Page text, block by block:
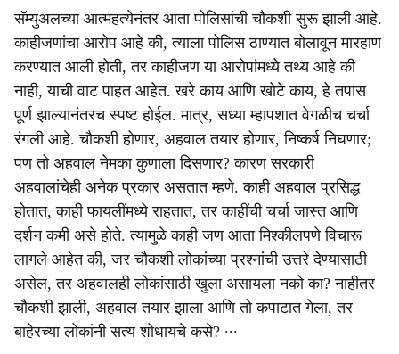
सॅम्युअलच्या आत्महत्येनंतर आता पोलिसांची चौकशी सुरू झाली आहे.
काहीजणांचा आरोप आहे की, त्याला पोलिस ठाण्यात बोलावून मारहाण
करण्यात आली होती, तर काहीजण या आरोपांमध्ये तथ्य आहे की
नाही, याची वाट पाहत आहेत. खरे काय आणि खोटे काय, हे तपास
पूर्ण झाल्यानंतरच स्पष्ट होईल. मात्र, सध्या म्हापशात वेगळीच चर्चा
रंगली आहे. चौकशी होणार, अहवाल तयार होणार, निष्कर्ष निघणार;
पण तो अहवाल नेमका कुणाला दिसणार? कारण सरकारी
अहवालांचेही अनेक प्रकार असतात म्हणे. काही अहवाल प्रसिद्ध
होतात, काही फायलींमध्ये राहतात, तर काहींची चर्चा जास्त आणि
दर्शन कमी असे होते. त्यामुळे काही जण आता मिश्कीलपणे विचारू
लागले आहेत की, जर चौकशी लोकांच्या प्रश्नांची उत्तरे देण्यासाठी
असेल, तर अहवालही लोकांसाठी खुला असायला नको का? नाहीतर
चौकशी झाली, अहवाल तयार झाला आणि तो कपाटात गेला, तर
बाहेरच्या लोकांनी सत्य शोधायचे कसे? ∙∙∙